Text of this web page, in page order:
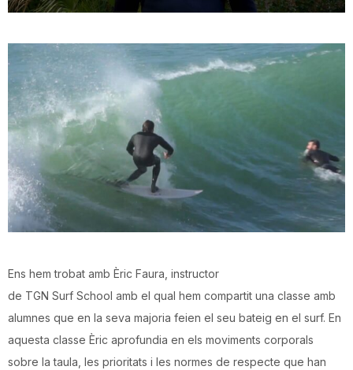
Ens hem trobat amb Èric Faura, instructor
de TGN Surf School amb el qual hem compartit una classe amb
alumnes que en la seva majoria feien el seu bateig en el surf. En
aquesta classe Èric aprofundia en els moviments corporals
sobre la taula, les prioritats i les normes de respecte que han